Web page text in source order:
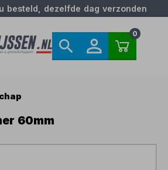
besteld, dezelfde dag verzonden
0
60mm